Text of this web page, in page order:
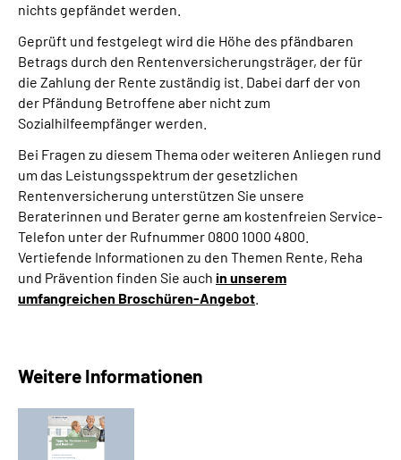
nichts gepfändet werden.
Geprüft und festgelegt wird die Höhe des pfändbaren
Betrags durch den Rentenversicherungsträger, der für
die Zahlung der Rente zuständig ist. Dabei darf der von
der Pfändung Betroffene aber nicht zum
Sozialhilfeempfänger werden.
Bei Fragen zu diesem Thema oder weiteren Anliegen rund
um das Leistungsspektrum der gesetzlichen
Rentenversicherung unterstützen Sie unsere
Beraterinnen und Berater gerne am kostenfreien Service-
Telefon unter der Rufnummer 0800 1000 4800.
Vertiefende Informationen zu den Themen Rente, Reha
und Prävention finden Sie auch in unserem
umfangreichen Broschüren-Angebot
Weitere Informationen